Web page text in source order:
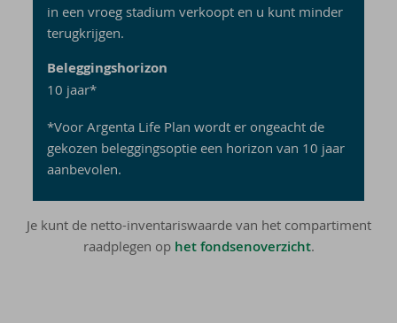
in een vroeg stadium verkoopt en u kunt minder
terugkrijgen.
Beleggingshorizon
10 jaar*
*Voor Argenta Life Plan wordt er ongeacht de
gekozen beleggingsoptie een horizon van 10 jaar
aanbevolen.
Je kunt de netto-inventariswaarde van het compartiment
raadplegen op het fondsenoverzicht.